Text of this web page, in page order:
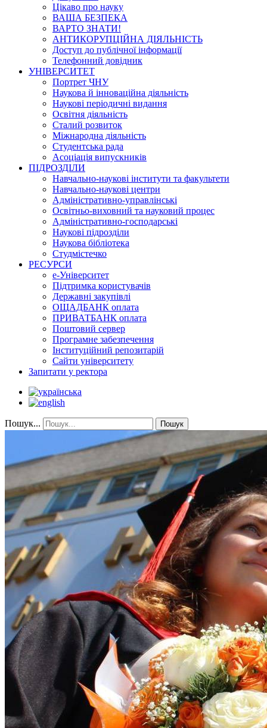
Цікаво про науку
ВАША БЕЗПЕКА
ВАРТО ЗНАТИ!
АНТИКОРУПЦІЙНА ДІЯЛЬНІСТЬ
Доступ до публічної інформації
Телефонний довідник
УНІВЕРСИТЕТ
Портрет ЧНУ
Наукова й інноваційна діяльність
Наукові періодичні видання
Освітня діяльність
Сталий розвиток
Міжнародна діяльність
Студентська рада
Асоціація випускників
ПІДРОЗДІЛИ
Навчально-наукові інститути та факультети
Навчально-наукові центри
Адміністративно-управлінські
Освітньо-виховний та науковий процес
Адміністративно-господарські
Наукові підрозділи
Наукова бібліотека
Студмістечко
РЕСУРСИ
е-Університет
Підтримка користувачів
Державні закупівлі
ОЩАДБАНК оплата
ПРИВАТБАНК оплата
Поштовий сервер
Програмне забезпечення
Інституційний репозитарій
Сайти університету
Запитати у ректора
Пошук... Пошук